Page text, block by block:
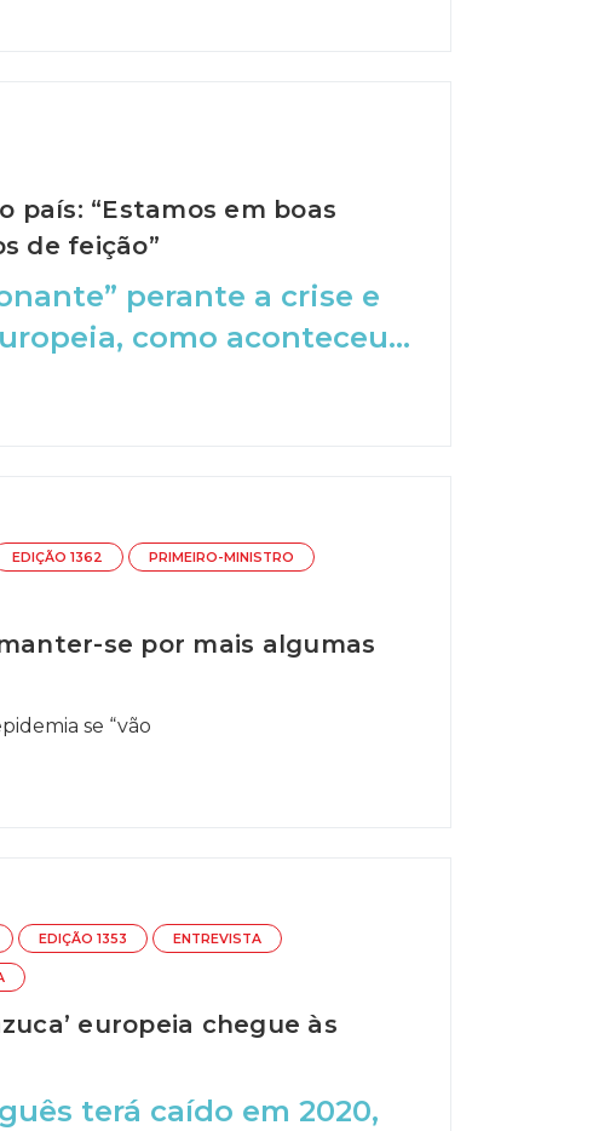
país: “Estamos em boas
de feição”
perante a crise e
como aconteceu...
EDIÇÃO 1362 PRIMEIRO-MINISTRO
se por mais algumas
se “vão
EDIÇÃO 1353 ENTREVISTA
europeia chegue às
terá caído em 2020,